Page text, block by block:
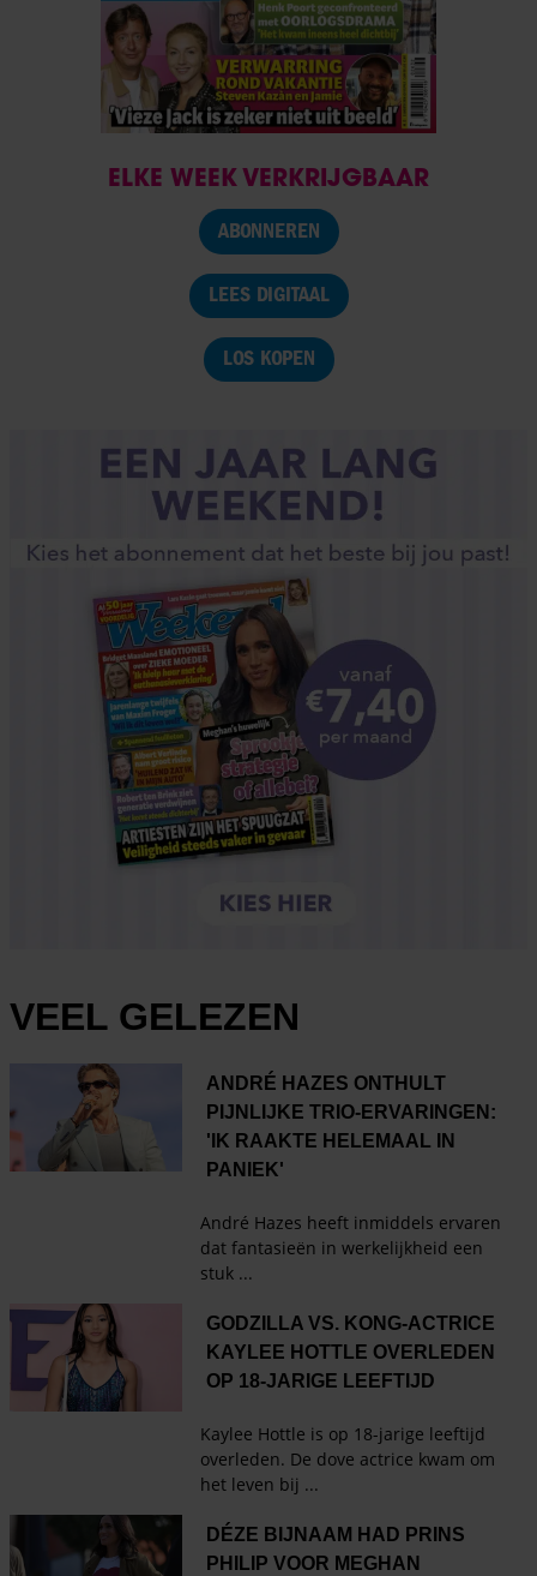
ELKE WEEK VERKRIJGBAAR
ABONNEREN
LEES DIGITAAL
LOS KOPEN